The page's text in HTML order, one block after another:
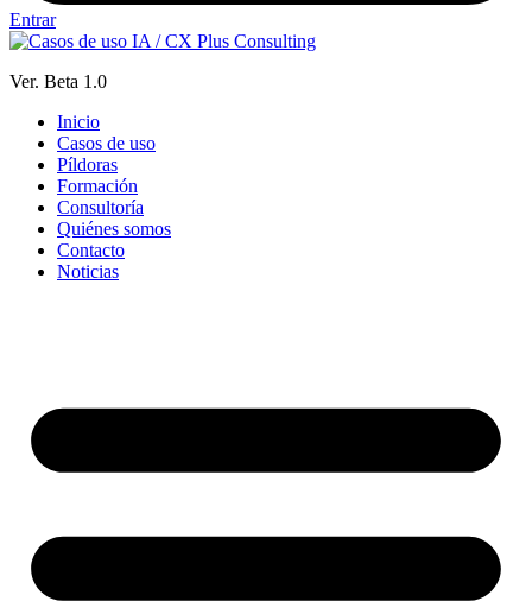
Entrar
Ver. Beta 1.0
Inicio
Casos de uso
Píldoras
Formación
Consultoría
Quiénes somos
Contacto
Noticias